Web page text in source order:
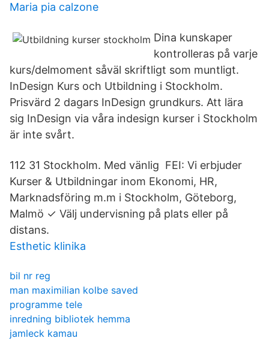
Maria pia calzone
Dina kunskaper
kontrolleras på varje
kurs/delmoment såväl skriftligt som muntligt.
InDesign Kurs och Utbildning i Stockholm.
Prisvärd 2 dagars InDesign grundkurs. Att lära
sig InDesign via våra indesign kurser i Stockholm
är inte svårt.
112 31 Stockholm. Med vänlig FEI: Vi erbjuder
Kurser & Utbildningar inom Ekonomi, HR,
Marknadsföring m.m i Stockholm, Göteborg,
Malmö ✓ Välj undervisning på plats eller på
distans.
Esthetic klinika
bil nr reg
man maximilian kolbe saved
programme tele
inredning bibliotek hemma
jamleck kamau